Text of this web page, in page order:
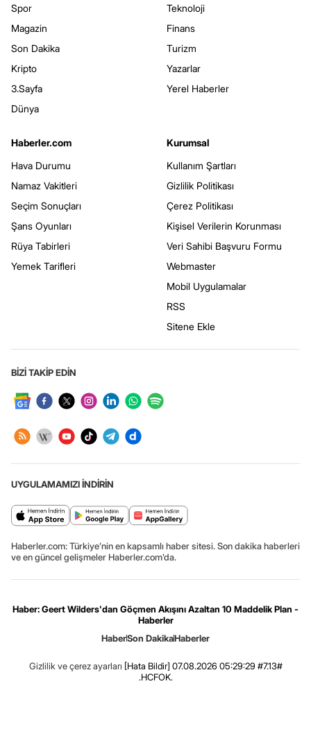
Spor
Magazin
Son Dakika
Kripto
3.Sayfa
Dünya
Teknoloji
Finans
Turizm
Yazarlar
Yerel Haberler
Haberler.com
Hava Durumu
Namaz Vakitleri
Seçim Sonuçları
Şans Oyunları
Rüya Tabirleri
Yemek Tarifleri
Kurumsal
Kullanım Şartları
Gizlilik Politikası
Çerez Politikası
Kişisel Verilerin Korunması
Veri Sahibi Başvuru Formu
Webmaster
Mobil Uygulamalar
RSS
Sitene Ekle
BİZİ TAKİP EDİN
UYGULAMAMIZI İNDİRİN
Haberler.com: Türkiye’nin en kapsamlı haber sitesi. Son dakika haberleri
ve en güncel gelişmeler Haberler.com’da.
Haber: Geert Wilders'dan Göçmen Akışını Azaltan 10 Maddelik Plan -
Haberler
HaberSon DakikaHaberler
Gizlilik ve çerez ayarları [Hata Bildir] 07.08.2026 05:29:29 #7.13#
.HCFOK.